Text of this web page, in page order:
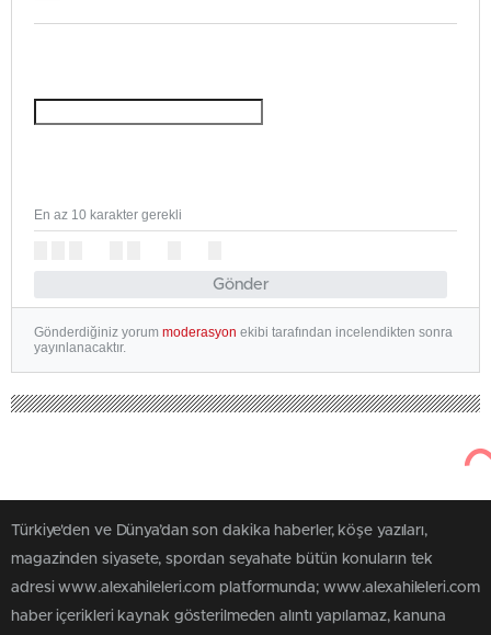
Gönder
En az 10 karakter gerekli
Gönderdiğiniz yorum moderasyon ekibi tarafından incelendikten sonra
yayınlanacaktır.
Türkiye'den ve Dünya’dan son dakika haberler, köşe yazıları,
magazinden siyasete, spordan seyahate bütün konuların tek
adresi www.alexahileleri.com platformunda; www.alexahileleri.com
haber içerikleri kaynak gösterilmeden alıntı yapılamaz, kanuna